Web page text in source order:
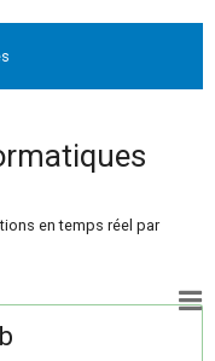
en temps réel par